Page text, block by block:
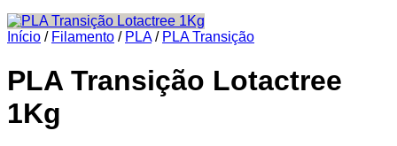
Início / Filamento / PLA / PLA Transição
PLA Transição Lotactree
1Kg